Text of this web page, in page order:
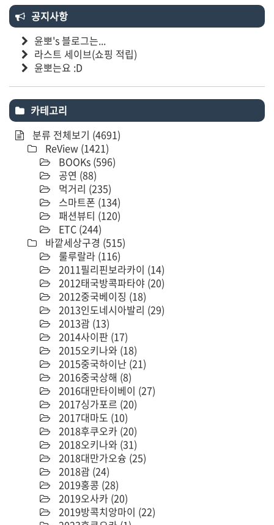
공지사항
윤뽀's 블로그는...
라스트 세이브(쇼핑 적립)
윤뽀는요 :D
카테고리
분류 전체보기 (4691)
ReView (1421)
BOOKs (596)
공연 (88)
먹거리 (235)
스마트폰 (134)
패션뷰티 (120)
ETC (244)
바깥세상구경 (515)
룰루랄라 (116)
2011필리핀보라카이 (14)
2012태국방콕파타야 (20)
2012중국베이징 (18)
2013인도네시아발리 (29)
2013괌 (13)
2014사이판 (17)
2015오키나와 (18)
2015중국하이난 (21)
2016중국상해 (8)
2016대만타이베이 (27)
2017싱가포르 (20)
2017대마도 (10)
2018후쿠오카 (20)
2018오키나와 (31)
2018대만가오슝 (25)
2018괌 (24)
2019홍콩 (28)
2019오사카 (20)
2019방콕치앙마이 (22)